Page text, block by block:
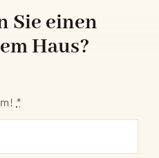
Sie einen
Haus?
*